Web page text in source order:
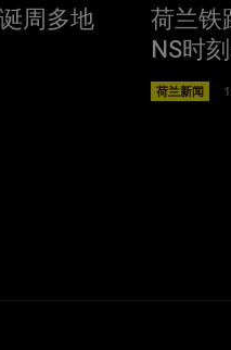
周多地
荷兰铁
NS时
荷兰新闻